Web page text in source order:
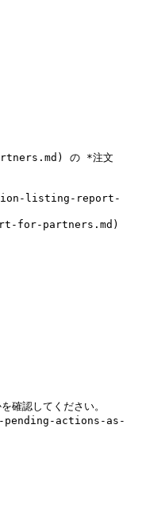
の *注文
認してください。